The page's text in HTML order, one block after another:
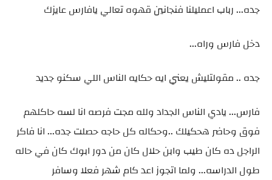
جده... رباب اعمليلنا فنجانين قهوه تعالي يافارس عايزك
دخل فارس وراه...
جده .. مقولتليش يعني ايه حكايه الناس اللي سكنو جديد
فارس... يادي الناس الجداد ولله مجت فرصه انا لسه حاكلهم
فوق وحاضر هحكيلك ..وحكاله كل حاجه حصلت جده... انا فاكر
الراجل ده كان طيب وابن حلال كان من دور ابوك كان في حاله
طول الدراسه... ولما اتجوز اعد كام شهر فعلا وسافر